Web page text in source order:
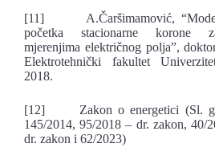
[11] A.Čaršimamović,
početka stacionarne korone
mjerenjima električnog polja”,
Elektrotehnički fakultet
2018.
[12] Zakon o energetici (Sl.
145/2014, 95/2018 – dr. zakon, 40/
dr. zakon i 62/2023)